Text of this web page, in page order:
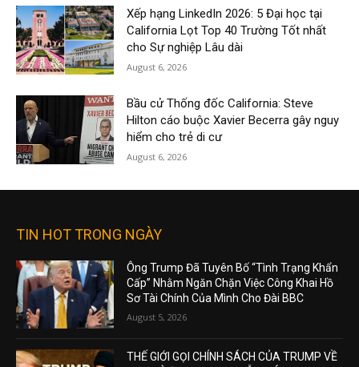
Xếp hạng LinkedIn 2026: 5 Đại học tại
California Lọt Top 40 Trường Tốt nhất
cho Sự nghiệp Lâu dài
August 6, 2026
Bầu cử Thống đốc California: Steve
Hilton cáo buộc Xavier Becerra gây nguy
hiểm cho trẻ di cư
August 6, 2026
TIN HOT TRONG NGÀY
Ông Trump Đã Tuyên Bố “Tình Trạng Khẩn
Cấp” Nhằm Ngăn Chặn Việc Công Khai Hồ
Sơ Tài Chính Của Mình Cho Đài BBC
August 5, 2026
THẾ GIỚI GỌI CHÍNH SÁCH CỦA TRUMP VỀ